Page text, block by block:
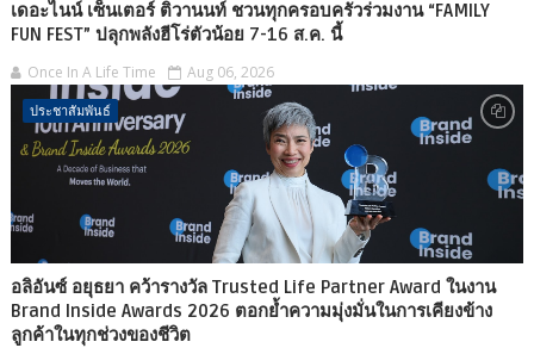
เดอะไนน์ เซ็นเตอร์ ติวานนท์ ชวนทุกครอบครัวร่วมงาน “FAMILY
FUN FEST” ปลุกพลังฮีโร่ตัวน้อย 7-16 ส.ค. นี้
Once In A Life Time Aug 06, 2026
ประชาสัมพันธ์
อลิอันซ์ อยุธยา คว้ารางวัล Trusted Life Partner Award ในงาน
Brand Inside Awards 2026 ตอกย้ำความมุ่งมั่นในการเคียงข้าง
ลูกค้าในทุกช่วงของชีวิต